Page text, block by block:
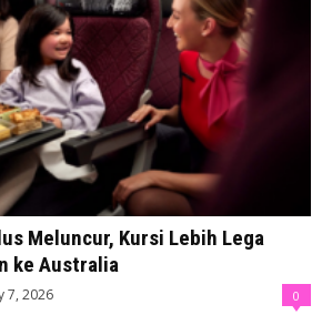
Meluncur, Kursi Lebih Lega
ke Australia
7, 2026 0